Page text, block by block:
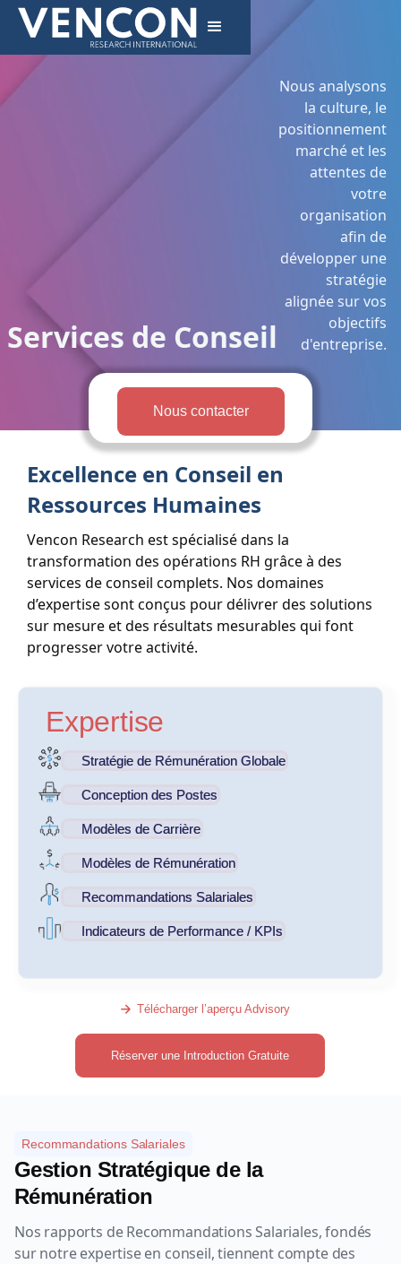
Services de Conseil
Nous analysons
la culture, le
positionnement
marché et les
attentes de
votre
organisation
afin de
développer une
stratégie
alignée sur vos
objectifs
d'entreprise.
Nous contacter
Excellence en Conseil en
Ressources Humaines
Vencon Research est spécialisé dans la
transformation des opérations RH grâce à des
services de conseil complets. Nos domaines
d’expertise sont conçus pour délivrer des solutions
sur mesure et des résultats mesurables qui font
progresser votre activité.
Expertise
Stratégie de Rémunération Globale
Conception des Postes
Modèles de Carrière
Modèles de Rémunération
Recommandations Salariales
Indicateurs de Performance / KPIs
Télécharger l’aperçu Advisory
Réserver une Introduction Gratuite
Recommandations Salariales
Gestion Stratégique de la
Rémunération
Nos rapports de Recommandations Salariales, fondés
sur notre expertise en conseil, tiennent compte des